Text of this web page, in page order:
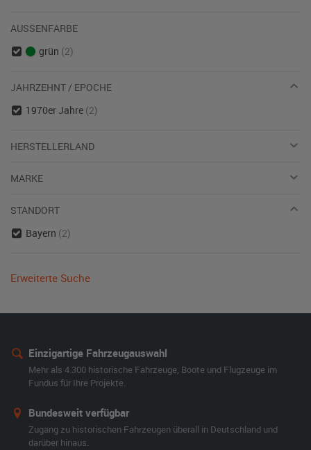
AUSSENFARBE
grün (2)
JAHRZEHNT / EPOCHE
1970er Jahre (2)
HERSTELLERLAND
MARKE
STANDORT
Bayern (2)
Erweiterte Suche
Einzigartige Fahrzeugauswahl
Mehr als 4.300 historische Fahrzeuge, Boote und Flugzeuge im
Fundus für Ihre Projekte.
Bundesweit verfügbar
Zugang zu historischen Fahrzeugen überall in Deutschland und
darüber hinaus.